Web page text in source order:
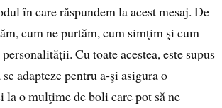
în care răspundem la acest mesaj. De
cum ne purtăm, cum simţim şi cum
Cu toate acestea, este supus
adapteze pentru a‑şi asigura o
o mulţime de boli care pot să ne